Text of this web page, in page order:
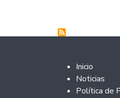
Footer 2
Inicio
Noticias
Política de